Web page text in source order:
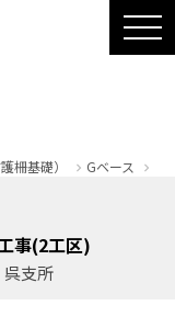
柵基礎） Gベース
事(2工区)
支所